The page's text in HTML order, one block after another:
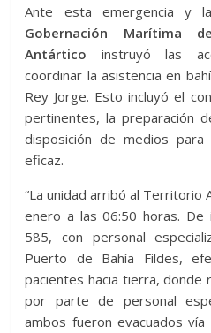
Ante esta emergencia y
Gobernación Marítima
Antártico instruyó las
coordinar la asistencia en
Rey Jorge. Esto incluyó el
pertinentes, la preparación
disposición de medios para
eficaz.
“La unidad arribó al Territorio
enero a las 06:50 horas.
585, con personal
Puerto de Bahía Fildes,
pacientes hacia tierra, donde
por parte de personal
ambos fueron evacuados vía